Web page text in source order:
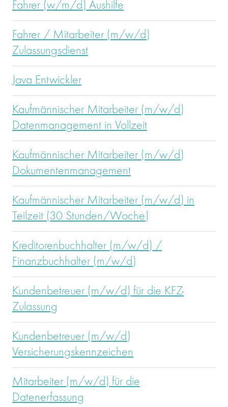
Fahrer (w/m/d) Aushilfe
Fahrer / Mitarbeiter (m/w/d)
Zulassungsdienst
Java Entwickler
Kaufmännischer Mitarbeiter (m/w/d)
Datenmanagement in Vollzeit
Kaufmännischer Mitarbeiter (m/w/d)
Dokumentenmanagement
Kaufmännischer Mitarbeiter (m/w/d) in
Teilzeit (30 Stunden/Woche)
Kreditorenbuchhalter (m/w/d) /
Finanzbuchhalter (m/w/d)
Kundenbetreuer (m/w/d) für die KFZ-
Zulassung
Kundenbetreuer (m/w/d)
Versicherungskennzeichen
Mitarbeiter (m/w/d) für die
Datenerfassung